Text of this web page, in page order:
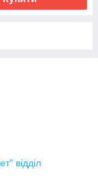
відділ